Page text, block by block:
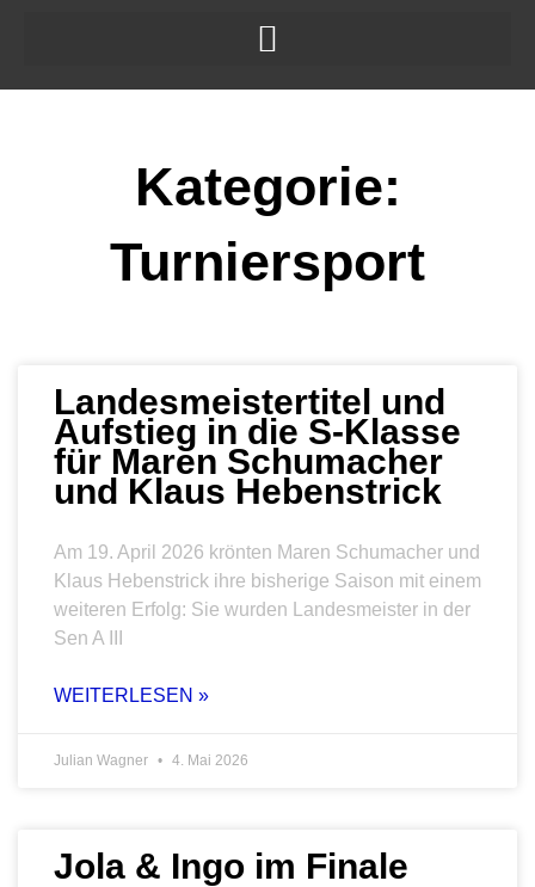
Kategorie:
Turniersport
Landesmeistertitel und
Aufstieg in die S-Klasse
für Maren Schumacher
und Klaus Hebenstrick
Am 19. April 2026 krönten Maren Schumacher und
Klaus Hebenstrick ihre bisherige Saison mit einem
weiteren Erfolg: Sie wurden Landesmeister in der
Sen A III
WEITERLESEN »
Julian Wagner 4. Mai 2026
Jola & Ingo im Finale